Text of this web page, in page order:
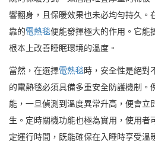
響翻身，且保暖效果也未必均勻持久。
靠的電熱毯便能發揮極大的作用。它能
根本上改善睡眠環境的溫度。
當然，在選擇電熱毯時，安全性是絕對
的電熱毯必須具備多重安全防護機制。
能，一旦偵測到溫度異常升高，便會立
生。定時關機功能也極為實用，使用者
定運行時間，既能確保在入睡時享受溫